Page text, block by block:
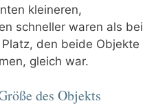
kleineren,
schneller waren als bei
den beide Objekte
gleich war.
des Objekts